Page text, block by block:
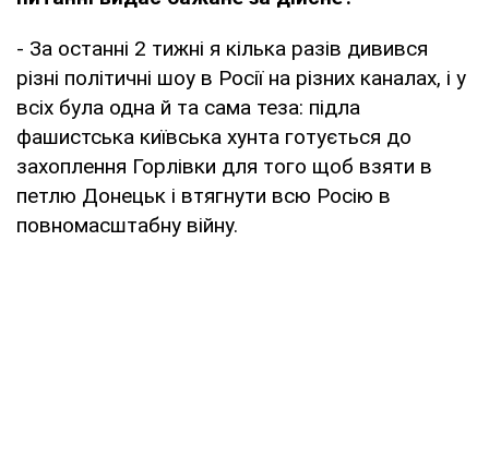
- За останні 2 тижні я кілька разів дивився
різні політичні шоу в Росії на різних каналах, і у
всіх була одна й та сама теза: підла
фашистська київська хунта готується до
захоплення Горлівки для того щоб взяти в
петлю Донецьк і втягнути всю Росію в
повномасштабну війну.